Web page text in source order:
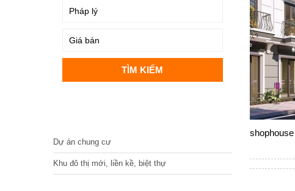
Dự án chung cư
Khu đô thị mới, liền kề, biệt thự